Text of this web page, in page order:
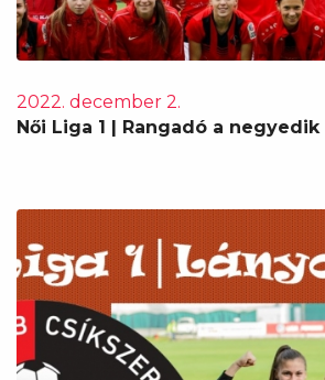
2022. december 2.
Női Liga 1 | Rangadó a